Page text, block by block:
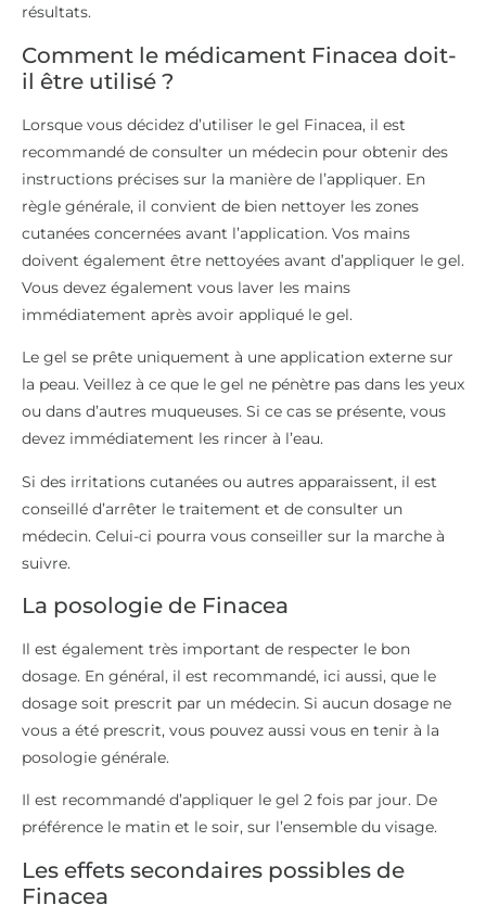
résultats.
Comment le médicament Finacea doit-
il être utilisé ?
Lorsque vous décidez d’utiliser le gel Finacea, il est
recommandé de consulter un médecin pour obtenir des
instructions précises sur la manière de l’appliquer. En
règle générale, il convient de bien nettoyer les zones
cutanées concernées avant l’application. Vos mains
doivent également être nettoyées avant d’appliquer le gel.
Vous devez également vous laver les mains
immédiatement après avoir appliqué le gel.
Le gel se prête uniquement à une application externe sur
la peau. Veillez à ce que le gel ne pénètre pas dans les yeux
ou dans d’autres muqueuses. Si ce cas se présente, vous
devez immédiatement les rincer à l’eau.
Si des irritations cutanées ou autres apparaissent, il est
conseillé d’arrêter le traitement et de consulter un
médecin. Celui-ci pourra vous conseiller sur la marche à
suivre.
La posologie de Finacea
Il est également très important de respecter le bon
dosage. En général, il est recommandé, ici aussi, que le
dosage soit prescrit par un médecin. Si aucun dosage ne
vous a été prescrit, vous pouvez aussi vous en tenir à la
posologie générale.
Il est recommandé d’appliquer le gel 2 fois par jour. De
préférence le matin et le soir, sur l’ensemble du visage.
Les effets secondaires possibles de
Finacea